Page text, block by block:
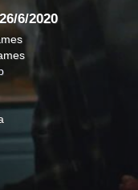
6/2020